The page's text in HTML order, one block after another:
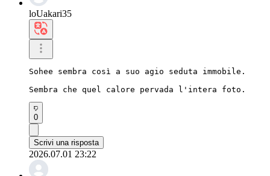
loUakari35
Sohee sembra così a suo agio seduta immobile.
Sembra che quel calore pervada l'intera foto.
0
Scrivi una risposta
2026.07.01 23:22